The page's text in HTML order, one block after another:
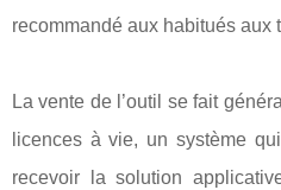
recommandé aux habitués aux
La vente de l’outil se fait
licences à vie, un système
recevoir la solution